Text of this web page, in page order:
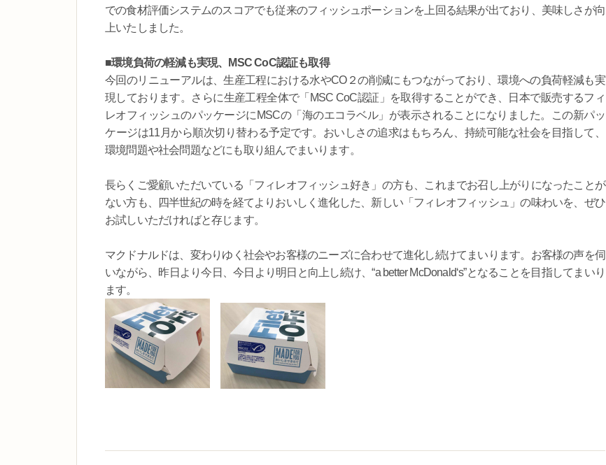
での食材評価システムのスコアでも従来のフィッシュポーションを上回る結果が出ており、美味しさが向
上いたしました。
■環境負荷の軽減も実現、MSC CoC認証も取得
今回のリニューアルは、生産工程における水やCO２の削減にもつながっており、環境への負荷軽減も実
現しております。さらに生産工程全体で「MSC CoC認証」を取得することができ、日本で販売するフィ
レオフィッシュのパッケージにMSCの「海のエコラベル」が表示されることになりました。この新パッ
ケージは11月から順次切り替わる予定です。おいしさの追求はもちろん、持続可能な社会を目指して、
環境問題や社会問題などにも取り組んでまいります。
長らくご愛顧いただいている「フィレオフィッシュ好き」の方も、これまでお召し上がりになったことが
ない方も、四半世紀の時を経てよりおいしく進化した、新しい「フィレオフィッシュ」の味わいを、ぜひ
お試しいただければと存じます。
マクドナルドは、変わりゆく社会やお客様のニーズに合わせて進化し続けてまいります。お客様の声を伺
いながら、昨日より今日、今日より明日と向上し続け、“a better McDonald‘s”となることを目指してまいり
ます。